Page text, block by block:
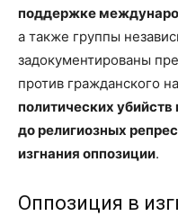
поддержке
а также группы
задокументированы
против гражданского
политических
до религиозных
изгнания оппозиции.
Оппозиция в